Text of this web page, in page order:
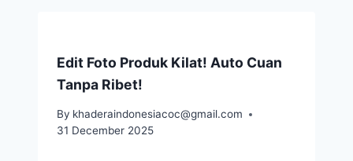
Edit Foto Produk Kilat! Auto Cuan
Tanpa Ribet!
By khaderaindonesiacoc@gmail.com
31 December 2025